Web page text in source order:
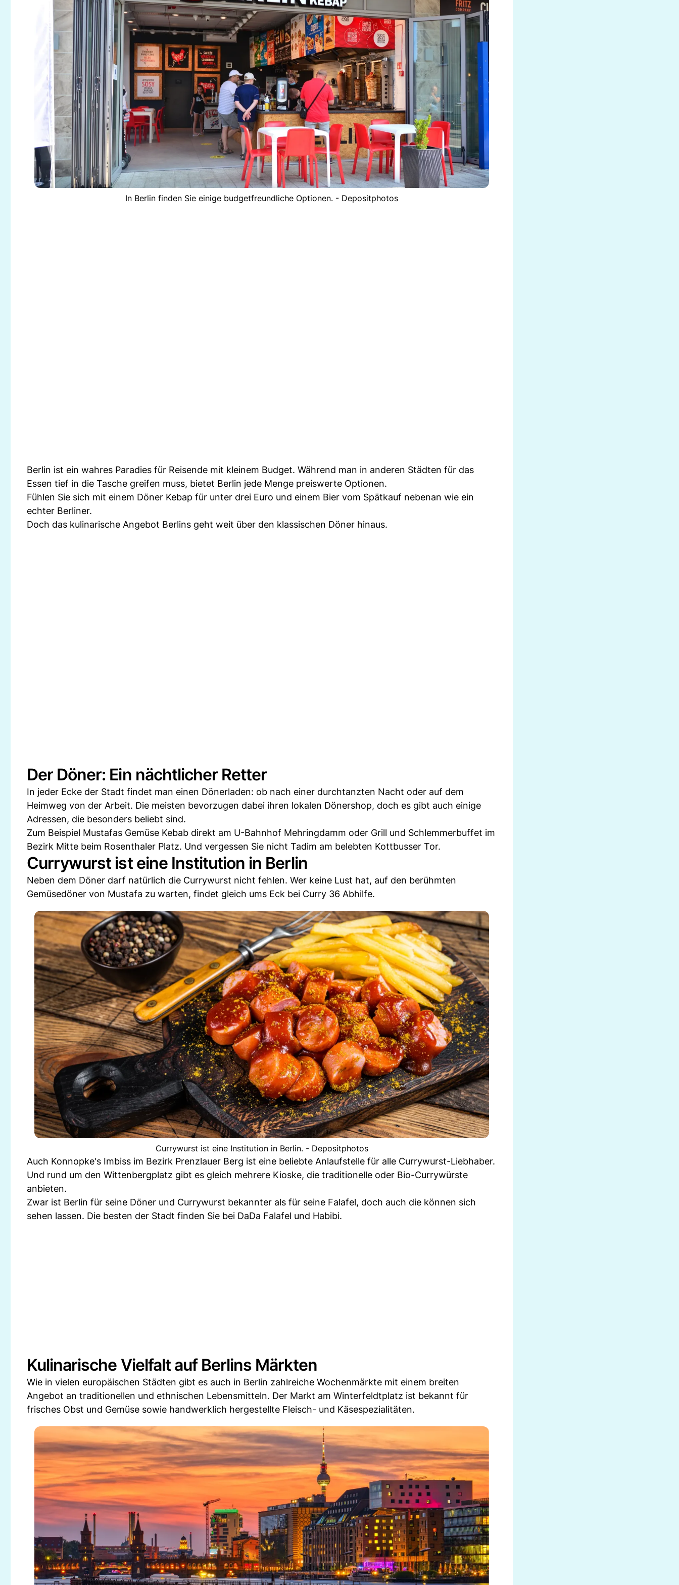
In Berlin finden Sie einige budgetfreundliche Optionen. - Depositphotos
Berlin ist ein wahres Paradies für Reisende mit kleinem Budget. Während man in anderen Städten für das
Essen tief in die Tasche greifen muss, bietet Berlin jede Menge preiswerte Optionen.
Fühlen Sie sich mit einem Döner Kebap für unter drei Euro und einem Bier vom Spätkauf nebenan wie ein
echter Berliner.
Doch das kulinarische Angebot Berlins geht weit über den klassischen Döner hinaus.
Der Döner: Ein nächtlicher Retter
In jeder Ecke der Stadt findet man einen Dönerladen: ob nach einer durchtanzten Nacht oder auf dem
Heimweg von der Arbeit. Die meisten bevorzugen dabei ihren lokalen Dönershop, doch es gibt auch einige
Adressen, die besonders beliebt sind.
Zum Beispiel Mustafas Gemüse Kebab direkt am U-Bahnhof Mehringdamm oder Grill und Schlemmerbuffet im
Bezirk Mitte beim Rosenthaler Platz. Und vergessen Sie nicht Tadim am belebten Kottbusser Tor.
Currywurst ist eine Institution in Berlin
Neben dem Döner darf natürlich die Currywurst nicht fehlen. Wer keine Lust hat, auf den berühmten
Gemüsedöner von Mustafa zu warten, findet gleich ums Eck bei Curry 36 Abhilfe.
Currywurst ist eine Institution in Berlin. - Depositphotos
Auch Konnopke's Imbiss im Bezirk Prenzlauer Berg ist eine beliebte Anlaufstelle für alle Currywurst-Liebhaber.
Und rund um den Wittenbergplatz gibt es gleich mehrere Kioske, die traditionelle oder Bio-Currywürste
anbieten.
Zwar ist Berlin für seine Döner und Currywurst bekannter als für seine Falafel, doch auch die können sich
sehen lassen. Die besten der Stadt finden Sie bei DaDa Falafel und Habibi.
Kulinarische Vielfalt auf Berlins Märkten
Wie in vielen europäischen Städten gibt es auch in Berlin zahlreiche Wochenmärkte mit einem breiten
Angebot an traditionellen und ethnischen Lebensmitteln. Der Markt am Winterfeldtplatz ist bekannt für
frisches Obst und Gemüse sowie handwerklich hergestellte Fleisch- und Käsespezialitäten.